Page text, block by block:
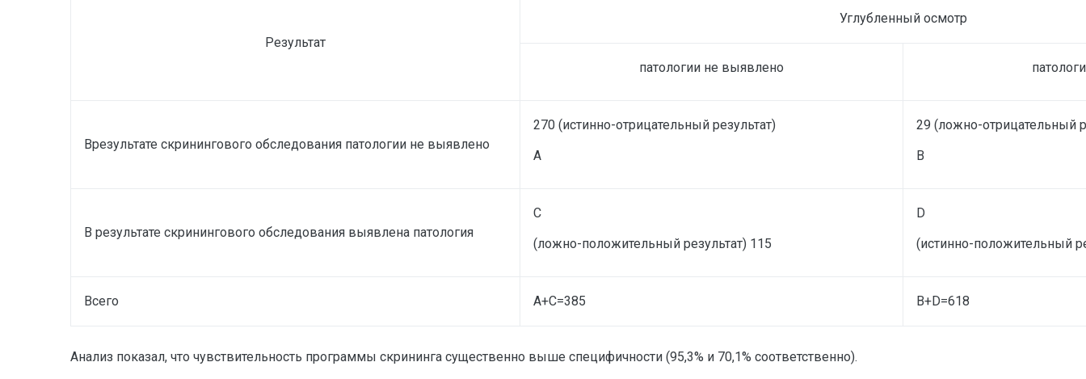
Результат
Углубленный осмотр
патологии не выявлено
Врезультате скринингового обследования патологии не выявлено
270 (истинно-отрицательный результат)
А
29 (ложно-отрицательный
В
В результате скринингового обследования выявлена патология
С
(ложно-положительный результат) 115
D
(истинно-положительный
Всего А+С=385 В+D=618
Анализ показал, что чувствительность программы скрининга существенно выше специфичности (95,3% и 70,1% соответственно).